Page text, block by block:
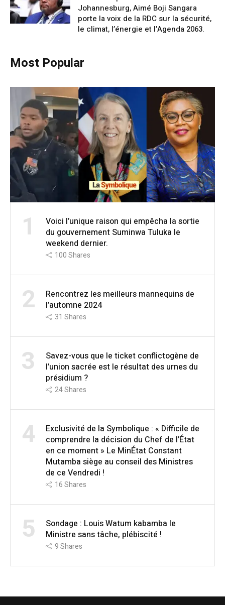
Johannesburg, Aimé Boji Sangara
porte la voix de la RDC sur la sécurité,
le climat, l’énergie et l’Agenda 2063.
Most Popular
1
Voici l’unique raison qui empêcha la sortie
du gouvernement Suminwa Tuluka le
weekend dernier.
100Shares
2
Rencontrez les meilleurs mannequins de
l’automne 2024
31 Shares
3
Savez-vous que le ticket conflictogène de
l’union sacrée est le résultat des urnes du
présidium ?
24Shares
4
Exclusivité de la Symbolique : « Difficile de
comprendre la décision du Chef de l’État
en ce moment » Le MinÉtat Constant
Mutamba siège au conseil des Ministres
de ce Vendredi !
16Shares
5
Sondage : Louis Watum kabamba le
Ministre sans tâche, plébiscité !
9Shares